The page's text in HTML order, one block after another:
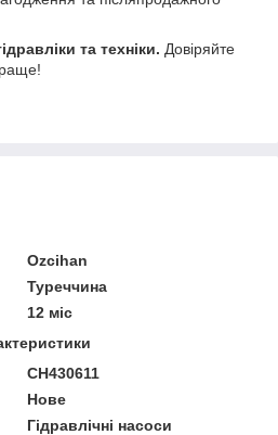
та техніки. Довіряйте
Ozcihan
Туреччина
12 міс
CH430611
Нове
Гідравлічні насоси